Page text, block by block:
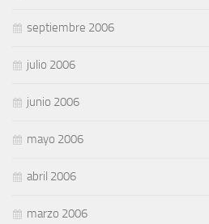
septiembre 2006
julio 2006
junio 2006
mayo 2006
abril 2006
marzo 2006